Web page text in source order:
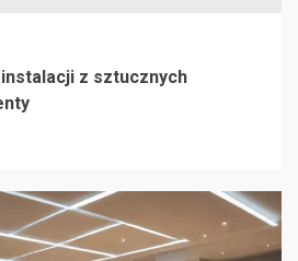
z sztucznych